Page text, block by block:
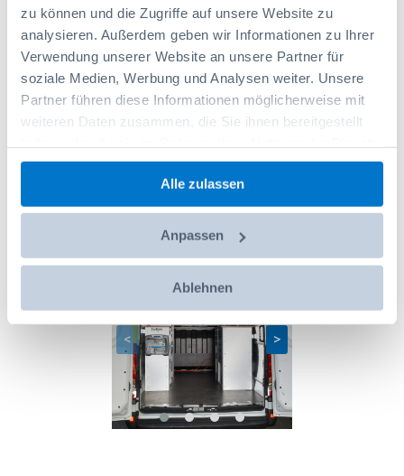
zu können und die Zugriffe auf unsere Website zu
analysieren. Außerdem geben wir Informationen zu Ihrer
Verwendung unserer Website an unsere Partner für
soziale Medien, Werbung und Analysen weiter. Unsere
Partner führen diese Informationen möglicherweise mit
weiteren Daten zusammen, die Sie ihnen bereitgestellt
gesammelt haben.
Alle zulassen
Anpassen
Ablehnen
< >
< >